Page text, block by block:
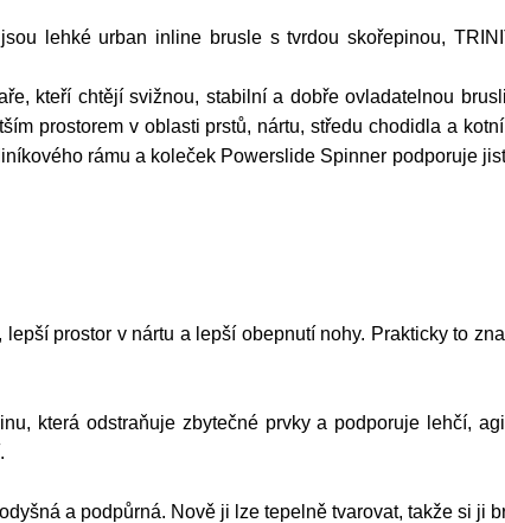
lehké urban inline brusle s tvrdou skořepinou,
kteří chtějí svižnou, stabilní a dobře ovladatelnou
prostorem v oblasti prstů, nártu, středu chodidla a
rámu a koleček Powerslide Spinner podporuje
prostor v nártu a lepší obepnutí nohy. Prakticky to
která odstraňuje zbytečné prvky a podporuje lehčí,
a podpůrná. Nově ji lze tepelně tvarovat, takže si ji